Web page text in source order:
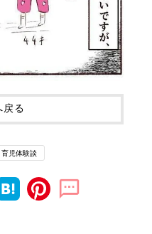
戻る
育児体験談